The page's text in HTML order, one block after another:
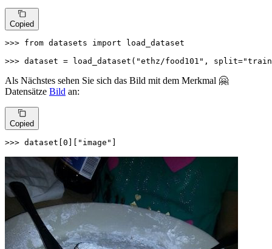
Copied
>>> from datasets import load_dataset
>>> dataset = load_dataset( "ethz/food101" , split=
Als Nächstes sehen Sie sich das Bild mit dem Merkmal 🤗
Datensätze Bild an:
Copied
>>> dataset[ 0 "image"